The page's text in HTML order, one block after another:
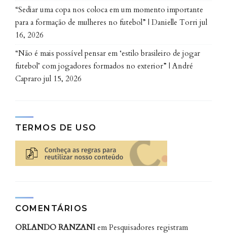
Dispositivos Nanoestruturados da UPFR, localizado
em Curitiba e coordenado pela professora Lucimara
aplicações da nanoquitosana em células
fotovoltaicas.
correlacionar com o desempenho fotovoltaico. Ver o
que está beneficiando, como funciona o processo de
fotogeração de carga”, detalha a pesquisadora Luana
Cristina Wouk. Por ser um material multifuncional,
Publicado originalmente no Portal da UFPR (www.ufpr.br).
“Sediar uma copa nos coloca em um momento importante
para a formação de mulheres no futebol” | Danielle Torri jul
16, 2026
“Não é mais possível pensar em ‘estilo brasileiro de jogar
futebol’ com jogadores formados no exterior” | André
Capraro jul 15, 2026
TERMOS DE USO
COMENTÁRIOS
ORLANDO RANZANI em Pesquisadores registram